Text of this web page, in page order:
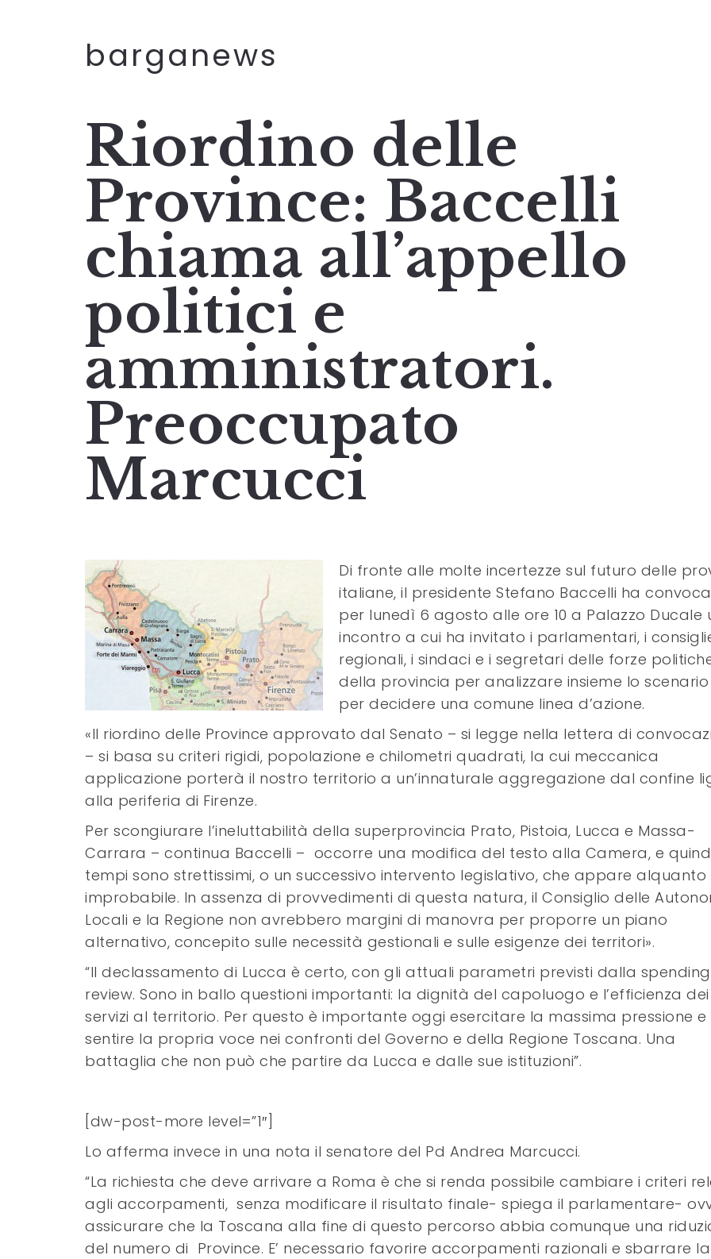
barganews
Riordino delle
Province: Baccelli
chiama all’appello
politici e
amministratori.
Preoccupato
Marcucci
Di fronte alle molte incertezze sul futuro delle
italiane, il presidente Stefano Baccelli ha
per lunedì 6 agosto alle ore 10 a Palazzo Ducale
incontro a cui ha invitato i parlamentari, i
regionali, i sindaci e i segretari delle forze
della provincia per analizzare insieme lo
per decidere una comune linea d’azione.
«Il riordino delle Province approvato dal Senato – si legge nella lettera di
– si basa su criteri rigidi, popolazione e chilometri quadrati, la cui meccanica
applicazione porterà il nostro territorio a un’innaturale aggregazione dal confine
alla periferia di Firenze.
Per scongiurare l’ineluttabilità della superprovincia Prato, Pistoia, Lucca e Massa-
Carrara – continua Baccelli – occorre una modifica del testo alla Camera, e
tempi sono strettissimi, o un successivo intervento legislativo, che appare alquanto
improbabile. In assenza di provvedimenti di questa natura, il Consiglio delle
Locali e la Regione non avrebbero margini di manovra per proporre un piano
alternativo, concepito sulle necessità gestionali e sulle esigenze dei territori».
“Il declassamento di Lucca è certo, con gli attuali parametri previsti dalla spending
review. Sono in ballo questioni importanti: la dignità del capoluogo e l’efficienza dei
servizi al territorio. Per questo è importante oggi esercitare la massima pressione
sentire la propria voce nei confronti del Governo e della Regione Toscana. Una
battaglia che non può che partire da Lucca e dalle sue istituzioni”.
[dw-post-more level=”1″]
Lo afferma invece in una nota il senatore del Pd Andrea Marcucci.
“La richiesta che deve arrivare a Roma è che si renda possibile cambiare i criteri
agli accorpamenti, senza modificare il risultato finale- spiega il parlamentare-
assicurare che la Toscana alla fine di questo percorso abbia comunque una
del numero di Province. E’ necessario favorire accorpamenti razionali e sbarrare la